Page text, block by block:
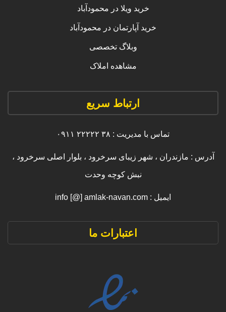
خرید ویلا در محمودآباد
خرید آپارتمان در محمودآباد
وبلاگ تخصصی
مشاهده املاک
ارتباط سریع
تماس با مدیریت : ۳۸ ۲۲۲۲۲ ۰۹۱۱
آدرس : مازندران ، شهر زیبای سرخرود ، بلوار اصلی سرخرود ،
نبش کوچه وحدت
ایمیل : info [@] amlak-navan.com
اعتبارات ما